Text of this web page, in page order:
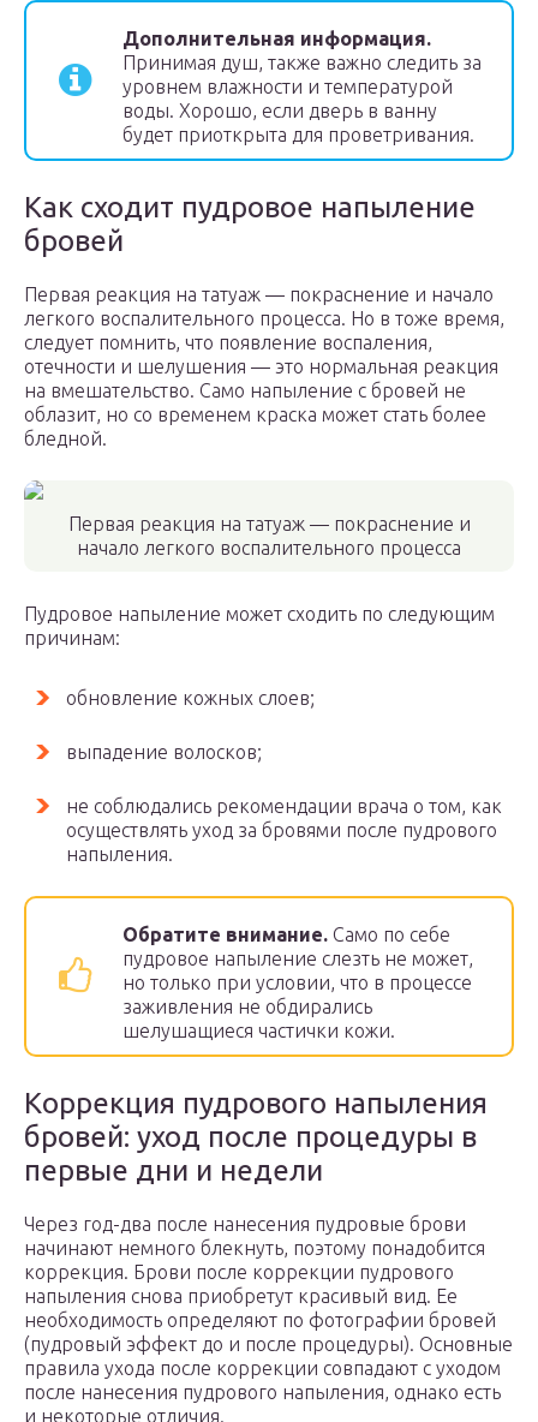
Дополнительная информация.
Принимая душ, также важно следить за
уровнем влажности и температурой
воды. Хорошо, если дверь в ванну
будет приоткрыта для проветривания.
Как сходит пудровое напыление
бровей
Первая реакция на татуаж — покраснение и начало
легкого воспалительного процесса. Но в тоже время,
следует помнить, что появление воспаления,
отечности и шелушения — это нормальная реакция
на вмешательство. Само напыление с бровей не
облазит, но со временем краска может стать более
бледной.
Первая реакция на татуаж — покраснение и
начало легкого воспалительного процесса
Пудровое напыление может сходить по следующим
причинам:
обновление кожных слоев;
выпадение волосков;
не соблюдались рекомендации врача о том, как
осуществлять уход за бровями после пудрового
напыления.
Обратите внимание. Само по себе
пудровое напыление слезть не может,
но только при условии, что в процессе
заживления не обдирались
шелушащиеся частички кожи.
Коррекция пудрового напыления
бровей: уход после процедуры в
первые дни и недели
Через год-два после нанесения пудровые брови
начинают немного блекнуть, поэтому понадобится
коррекция. Брови после коррекции пудрового
напыления снова приобретут красивый вид. Ее
необходимость определяют по фотографии бровей
(пудровый эффект до и после процедуры). Основные
правила ухода после коррекции совпадают с уходом
после нанесения пудрового напыления, однако есть
и некоторые отличия.